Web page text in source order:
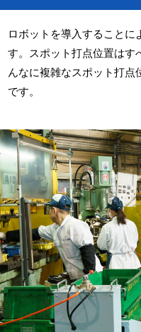
ロボットを導入することに
す。スポット打点位置はす
んなに複雑なスポット打
です。